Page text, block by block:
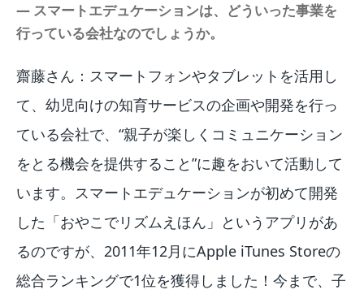
― スマートエデュケーションは、どういった事業を
行っている会社なのでしょうか。
齋藤さん：スマートフォンやタブレットを活用し
て、幼児向けの知育サービスの企画や開発を行っ
ている会社で、“親子が楽しくコミュニケーション
をとる機会を提供すること”に趣をおいて活動して
います。スマートエデュケーションが初めて開発
した「おやこでリズムえほん」というアプリがあ
るのですが、2011年12月にApple iTunes Storeの
総合ランキングで1位を獲得しました！今まで、子